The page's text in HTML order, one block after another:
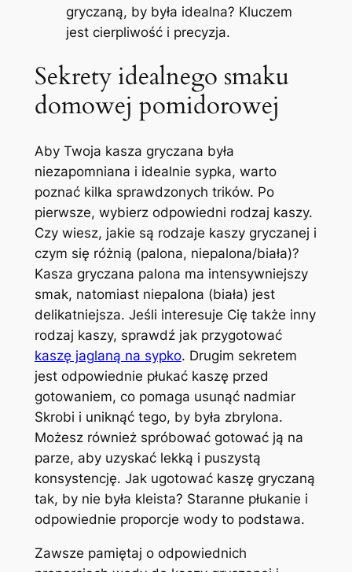
gryczaną, by była idealna? Kluczem
jest cierpliwość i precyzja.
Sekrety idealnego smaku
domowej pomidorowej
Aby Twoja kasza gryczana była
niezapomniana i idealnie sypka, warto
poznać kilka sprawdzonych trików. Po
pierwsze, wybierz odpowiedni rodzaj kaszy.
Czy wiesz, jakie są rodzaje kaszy gryczanej i
czym się różnią (palona, niepalona/biała)?
Kasza gryczana palona ma intensywniejszy
smak, natomiast niepalona (biała) jest
delikatniejsza. Jeśli interesuje Cię także inny
rodzaj kaszy, sprawdź jak przygotować
kaszę jaglaną na sypko. Drugim sekretem
jest odpowiednie płukać kaszę przed
gotowaniem, co pomaga usunąć nadmiar
Skrobi i uniknąć tego, by była zbrylona.
Możesz również spróbować gotować ją na
parze, aby uzyskać lekką i puszystą
konsystencję. Jak ugotować kaszę gryczaną
tak, by nie była kleista? Staranne płukanie i
odpowiednie proporcje wody to podstawa.
Zawsze pamiętaj o odpowiednich